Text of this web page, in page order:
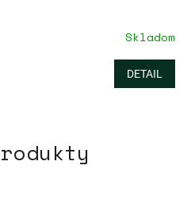
Skladom
DETAIL